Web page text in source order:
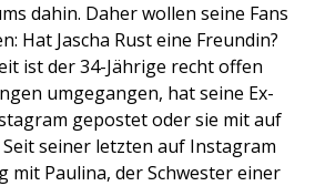
dahin. Daher wollen seine Fans
Hat Jascha Rust eine Freundin?
ist der 34-Jährige recht offen
umgegangen, hat seine Ex-
gepostet oder sie mit auf
seiner letzten auf Instagram
mit Paulina, der Schwester einer